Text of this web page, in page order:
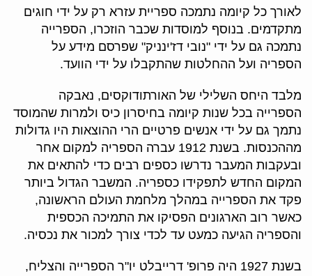
לאורך כל קיומה נתמכה ספריית עזרא רק על ידי חוגים
מתקדמים. בנוסף למוסדות שכבר הוזכרו, הספרייה
נתמכה גם על ידי "נובי דז'ינניק" שפרסם מידע על
הספריה ועל ההחלטות שהתקבלו על ידי הוועד.
מלבד היחס השלילי של האורתודוקסים, נאבקה
הספרייה בכל שנות קיומה בחיסרון כיס ולמרות שהמוסד
נתמך גם על ידי אנשים פרטיים הרי ההוצאות היו גדולות
מההכנסות. בשנת 1912 עברה הספריה למקום אחר
ובעקבות המעבר נדרשו כספים רבים כדי להתאים את
המקום החדש לתפקידו כספריה. המשבר הגדול ביותר
פקד את הספרייה במהלך מלחמת העולם הראשונה,
כאשר רוב הארגונים הפסיקו את התמיכה הכספית
והספריה הגיעה כמעט עד לכדי צורך למכור את נכסיה.
בשנת 1927 היה פרופ' דרייבלט יו"ר הספרייה והצליח,